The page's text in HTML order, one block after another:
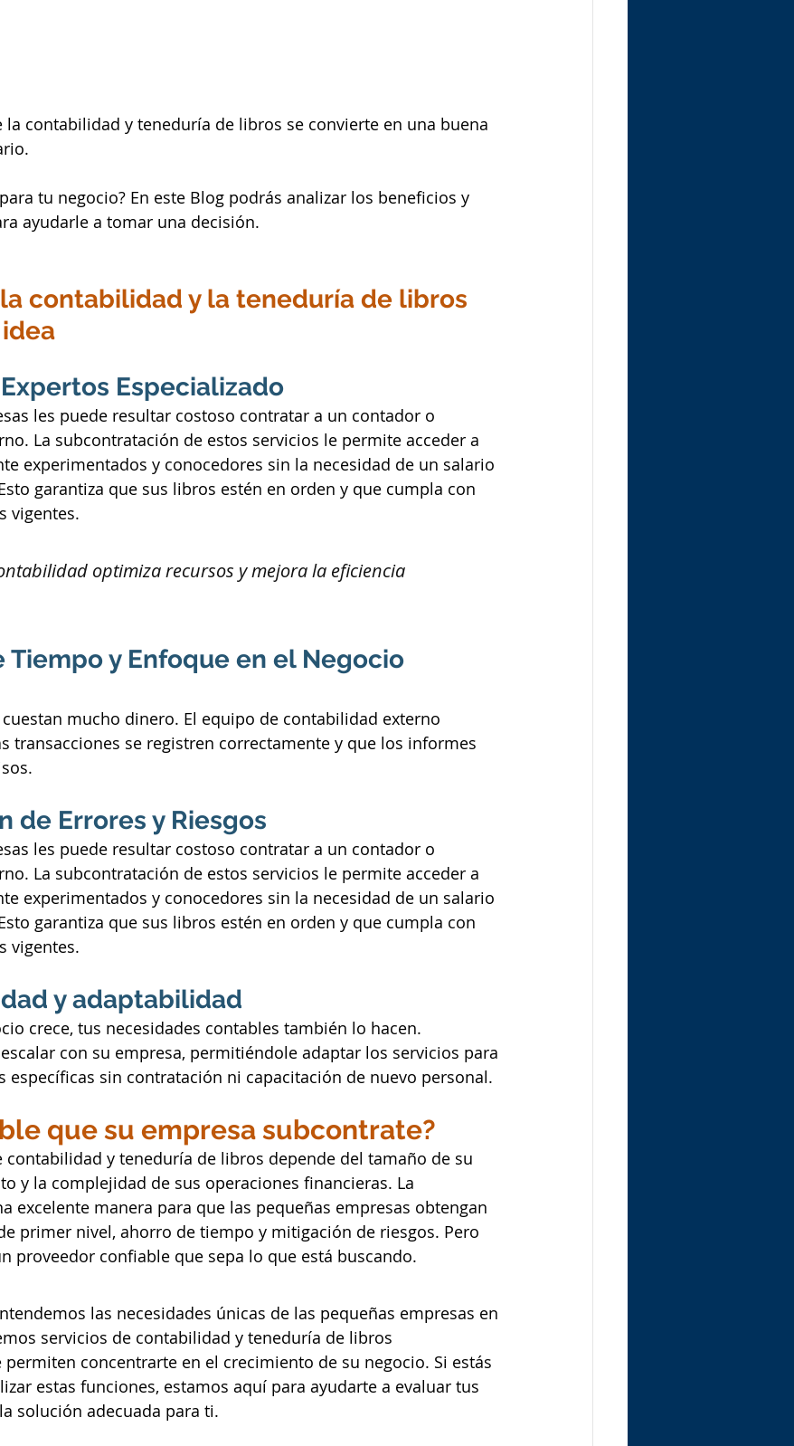
la contabilidad y teneduría de libros se convierte en una buena
tu negocio? En este Blog podrás analizar los beneficios y
ayudarle a tomar una decisión.
contabilidad y la teneduría de libros
Especializado
les puede resultar costoso contratar a un contador o
La subcontratación de estos servicios le permite acceder a
experimentados y conocedores sin la necesidad de un salario
garantiza que sus libros estén en orden y que cumpla con
vigentes.
optimiza recursos y mejora la eficiencia
Tiempo y Enfoque en el Negocio
mucho dinero. El equipo de contabilidad externo
transacciones se registren correctamente y que los informes
de Errores y Riesgos
les puede resultar costoso contratar a un contador o
La subcontratación de estos servicios le permite acceder a
experimentados y conocedores sin la necesidad de un salario
garantiza que sus libros estén en orden y que cumpla con
vigentes.
y adaptabilidad
crece, tus necesidades contables también lo hacen.
con su empresa, permitiéndole adaptar los servicios para
específicas sin contratación ni capacitación de nuevo personal.
que su empresa subcontrate?
contabilidad y teneduría de libros depende del tamaño de su
y la complejidad de sus operaciones financieras. La
excelente manera para que las pequeñas empresas obtengan
primer nivel, ahorro de tiempo y mitigación de riesgos. Pero
proveedor confiable que sepa lo que está buscando.
las necesidades únicas de las pequeñas empresas en
servicios de contabilidad y teneduría de libros
concentrarte en el crecimiento de su negocio. Si estás
estas funciones, estamos aquí para ayudarte a evaluar tus
solución adecuada para ti.